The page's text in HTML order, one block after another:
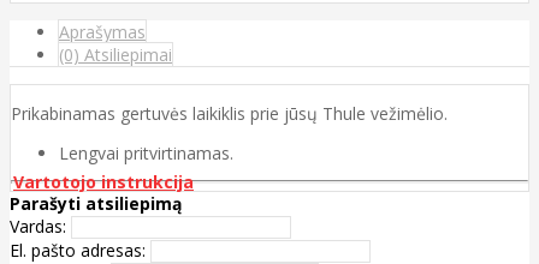
Aprašymas
(0) Atsiliepimai
Prikabinamas gertuvės laikiklis prie jūsų Thule vežimėlio.
Lengvai pritvirtinamas.
Vartotojo instrukcija
Parašyti atsiliepimą
Vardas:
El. pašto adresas: